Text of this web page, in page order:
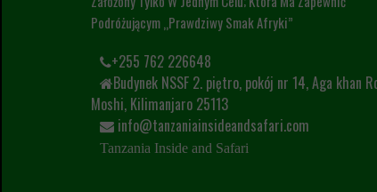
Podróżującym „prawdziwy Smak Afryki”
+255 762 226648
Budynek NSSF 2. piętro, pokój nr 14, Aga khan
Moshi, Kilimanjaro 25113
info@tanzaniainsideandsafari.com
Tanzania Inside and Safari